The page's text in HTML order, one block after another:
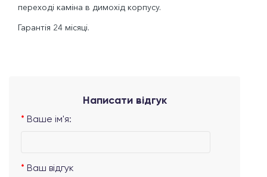
переході каміна в димохід корпусу.
Гарантія 24 місяці.
Написати відгук
Ваше ім'я:
Ваш відгук